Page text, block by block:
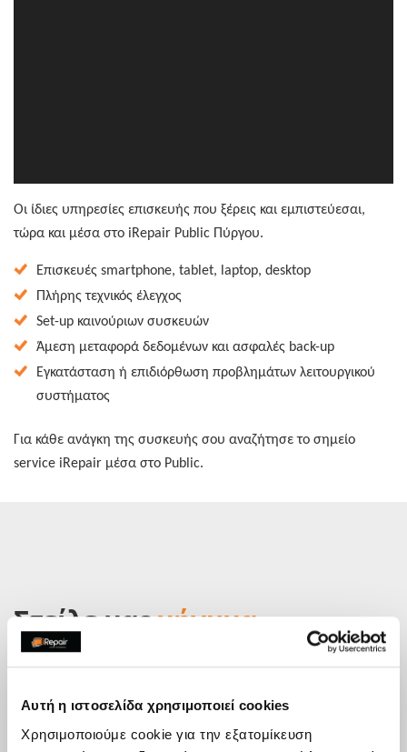
Αυτή η ιστοσελίδα χρησιμοποιεί cookies
Χρησιμοποιούμε cookie για την εξατομίκευση
Οι ίδιες υπηρεσίες επισκευής που ξέρεις και εμπιστεύεσαι,
τώρα και μέσα στo iRepair Public Πύργου.
Επισκευές smartphone, tablet, laptop, desktop
Πλήρης τεχνικός έλεγχος
Set-up καινούριων συσκευών
Άμεση μεταφορά δεδομένων και ασφαλές back-up
Εγκατάσταση ή επιδιόρθωση προβλημάτων λειτουργικού
συστήματος
Για κάθε ανάγκη της συσκευής σου αναζήτησε το σημείo
service iRepair μέσα στο Public.
Στείλε μαςμήνυμα
τις εντυπώσεις σου απευθείας στο κατάστημα και θα
επικοινωνήσουμε μαζί σου το συντομότερο δυνατόν.